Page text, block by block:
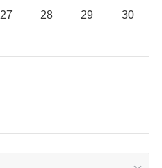
27 28 29 30